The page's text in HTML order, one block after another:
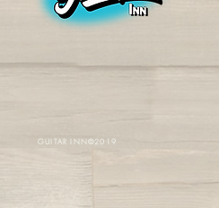
GUITAR INN©2019